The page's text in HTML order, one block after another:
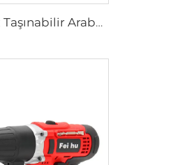
Yüksek Basınçlı Kablosuz Taşınabilir Araba Yıkama Makinesi Otomatik ve Kirli Yıkamalar İçin Ekipman 20Bar Araba ve Bahçe Aleti